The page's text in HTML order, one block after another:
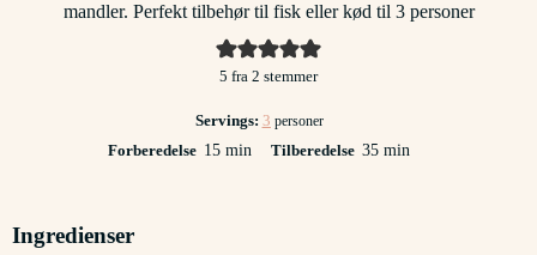
mandler. Perfekt tilbehør til fisk eller kød til 3 personer
5 fra 2 stemmer
Servings: 3 personer
Forberedelse 15minutter
min Tilberedelse 35minutter
min
Ingredienser